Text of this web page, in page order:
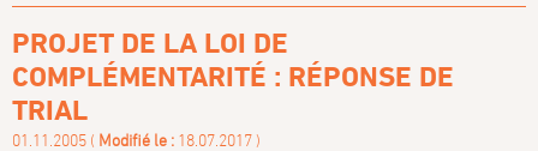
PROJET DE LA LOI DE
COMPLÉMENTARITÉ : RÉPONSE DE
TRIAL
01.11.2005 ( Modifié le : 18.07.2017 )